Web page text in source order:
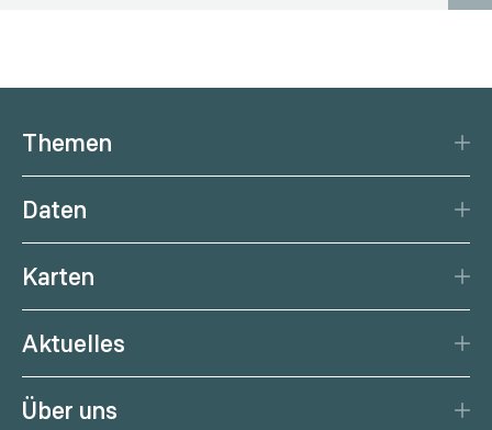
Themen
Klima
Daten
Datenzentrum
Karten
Aktuelles Wetter
Wetterprognose
Aktuelles
News
Über uns